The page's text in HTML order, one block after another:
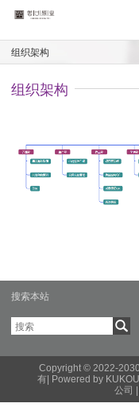
组织架构
组织架构
搜索本站
Copyright © 2022-
有| Powered by
公司 |